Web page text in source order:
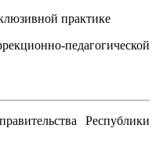
практике
педагогической
Республики